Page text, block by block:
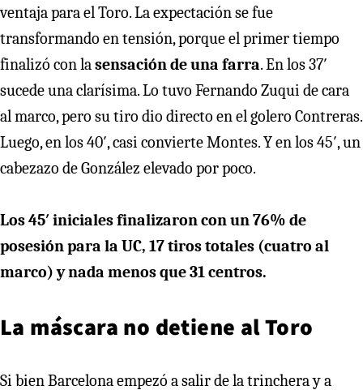
ventaja para el Toro. La expectación se fue
transformando en tensión, porque el primer tiempo
finalizó con lasensación de una farra. En los 37′
sucede una clarísima. Lo tuvo Fernando Zuqui de cara
al marco, pero su tiro dio directo en el golero Contreras.
Luego, en los 40′, casi convierte Montes. Y en los 45′, un
cabezazo de González elevado por poco.
Los 45′ iniciales finalizaron con un 76% de
posesión para la UC, 17 tiros totales (cuatro al
marco) y nada menos que 31 centros.
La máscara no detiene al Toro
Si bien Barcelona empezó a salir de la trinchera y a